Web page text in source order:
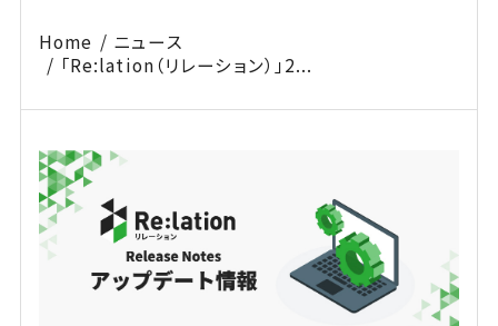
Home
ニュース
「Re:lation（リレーション）」2...